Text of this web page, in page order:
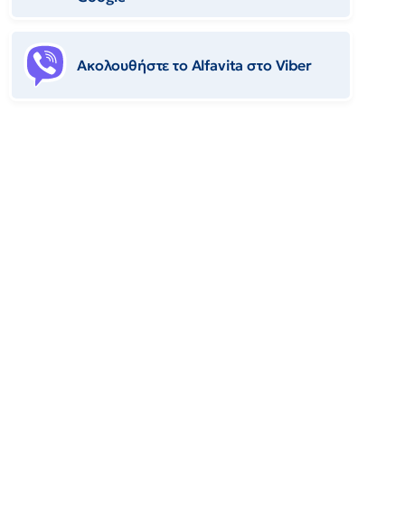
Ακολουθήστε το Αlfavita στο Viber